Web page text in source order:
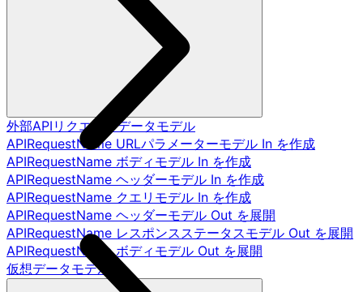
外部APIリクエストデータモデル
APIRequestName URLパラメーターモデル In を作成
APIRequestName ボディモデル In を作成
APIRequestName ヘッダーモデル In を作成
APIRequestName クエリモデル In を作成
APIRequestName ヘッダーモデル Out を展開
APIRequestName レスポンスステータスモデル Out を展開
APIRequestName ボディモデル Out を展開
仮想データモデル